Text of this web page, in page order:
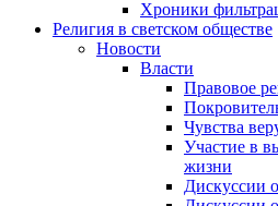
Хроники
Религия в светском обществе
Новости
Власти
Правовое
Чувства
Участие в
жизни
Дискуссии